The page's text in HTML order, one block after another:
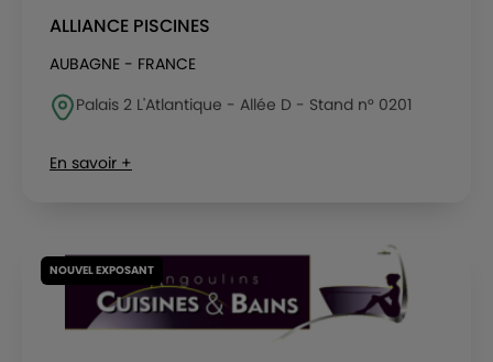
ALLIANCE PISCINES
AUBAGNE - FRANCE
Palais 2 L'Atlantique - Allée D - Stand n° 0201
En savoir +
NOUVEL EXPOSANT